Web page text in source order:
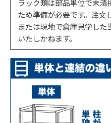
ラック類は部品単位で未清
ため準備が必要です。注文
または現地で倉庫見学し
いたしかねます。